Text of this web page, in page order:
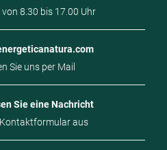
Für eine effiziente
Auf Lager
8.30 bis 17.00 Uhr
Sie uns per Mail
Sie eine Nachricht
Kontaktformular aus